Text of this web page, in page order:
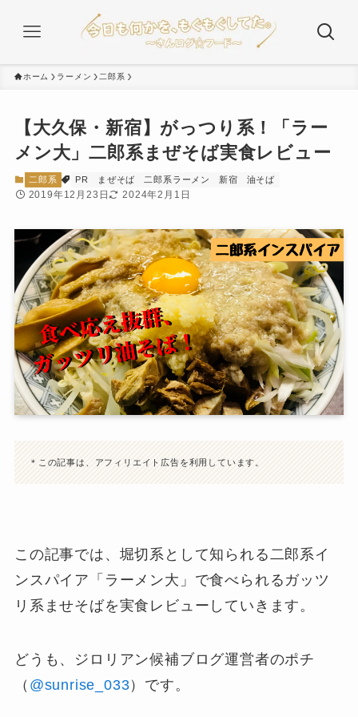
ホーム ラーメン 二郎系
【大久保・新宿】がっつり系！「ラー
メン大」二郎系まぜそば実食レビュー
二郎系 PR まぜそば 二郎系ラーメン 新宿 油そば
2019年12月23日 2024年2月1日
＊この記事は、アフィリエイト広告を利用しています。
この記事では、堀切系として知られる二郎系イ
ンスパイア「ラーメン大」で食べられるガッツ
リ系ませそばを実食レビューしていきます。
どうも、ジロリアン候補ブログ運営者のポチ
（ @sunrise_033）です。